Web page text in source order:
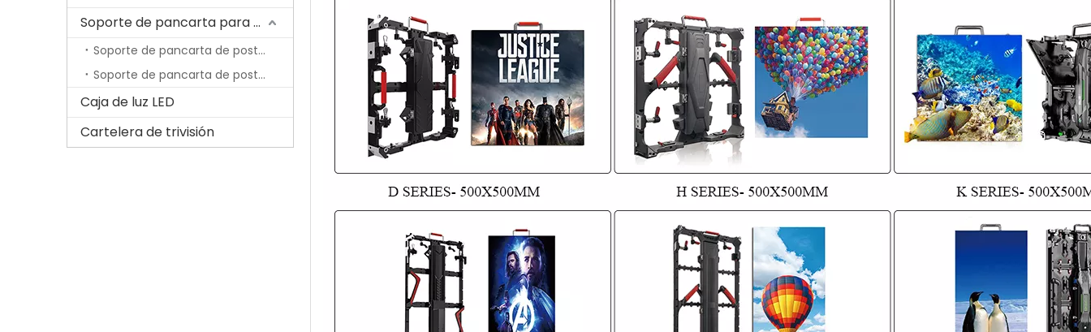
Soporte de pancarta para poste de lámpara
Soporte de pancarta de poste de lámpara económica
Soporte de pancarta de poste de lámpara con resorte
Caja de luz LED
Cartelera de trivisión